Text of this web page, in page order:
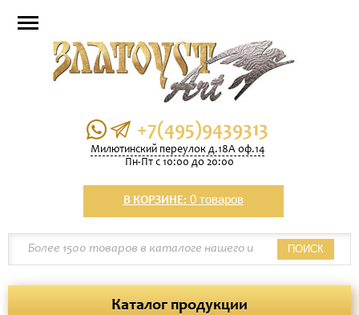
+7(495)9439313
Милютинский переулок д.18А оф.14
Пн-Пт с 10:00 до 20:00
В КОРЗИНЕ: 0 товаров
ПОИСК
Каталог продукции